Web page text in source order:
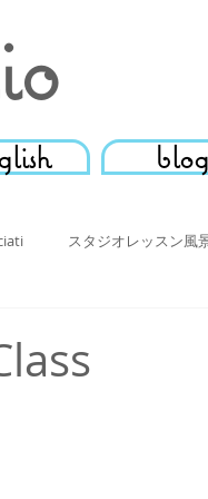
blog
スタジオレッスン風